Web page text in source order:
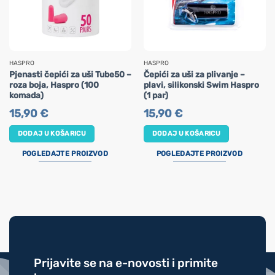
HASPRO
Pjenasti čepići za uši Tube50 –
roza boja, Haspro (100
komada)
15,90€
DODAJ U KOŠARICU
POGLEDAJTE PROIZVOD
HASPRO
Čepići za uši za plivanje –
plavi, silikonski Swim Haspro
(1 par)
15,90€
DODAJ U KOŠARICU
POGLEDAJTE PROIZVOD
Prijavite se na e-novosti i primite